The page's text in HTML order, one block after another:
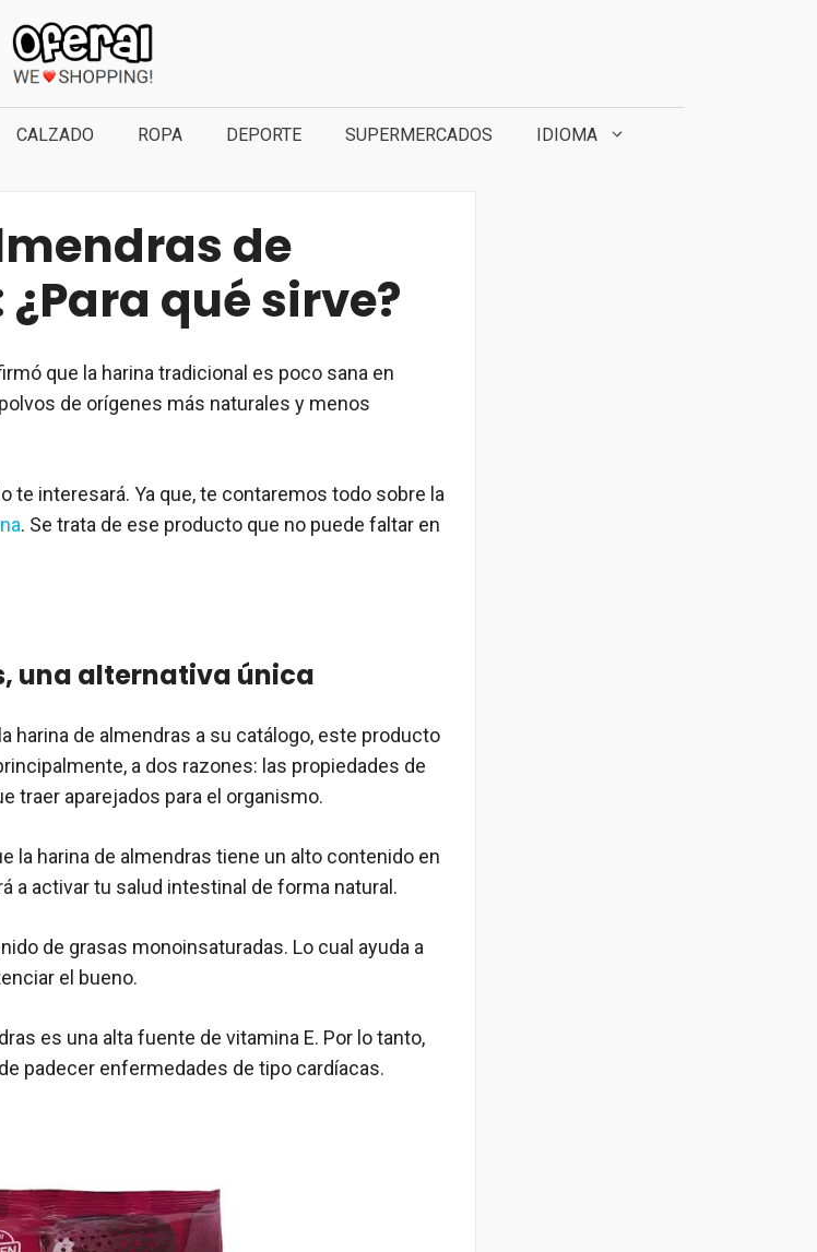
CALZADO ROPA DEPORTE SUPERMERCADOS IDIOMA
de
qué sirve?
que la harina tradicional es poco sana en
de orígenes más naturales y menos
te interesará. Ya que, te contaremos todo sobre la
. Se trata de ese producto que no puede faltar en
una alternativa única
harina de almendras a su catálogo, este producto
a dos razones: las propiedades de
traer aparejados para el organismo.
la harina de almendras tiene un alto contenido en
a activar tu salud intestinal de forma natural.
de grasas monoinsaturadas. Lo cual ayuda a
el bueno.
es una alta fuente de vitamina E. Por lo tanto,
padecer enfermedades de tipo cardíacas.